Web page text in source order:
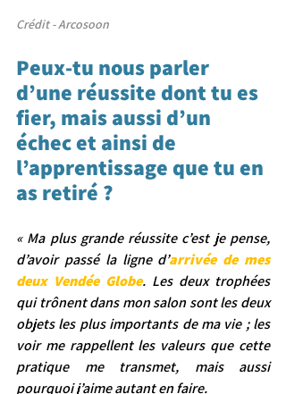
Crédit - Arcosoon
Peux-tu nous parler
d’une réussite dont tu es
fier, mais aussi d’un
échec et ainsi de
l’apprentissage que tu en
as retiré ?
« Ma plus grande réussite c’est je pense,
d’avoir passé la ligne d’arrivée de mes
deux Vendée Globe. Les deux trophées
qui trônent dans mon salon sont les deux
objets les plus importants de ma vie ; les
voir me rappellent les valeurs que cette
pratique me transmet, mais aussi
pourquoi j’aime autant en faire.